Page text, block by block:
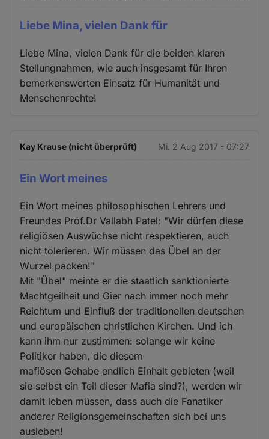
Liebe Mina, vielen Dank für
Liebe Mina, vielen Dank für die beiden klaren
Stellungnahmen, wie auch insgesamt für Ihren
bemerkenswerten Einsatz für Humanität und
Menschenrechte!
Kay Krause (nicht überprüft) Mi. 2 Aug 2017 - 07:27
Ein Wort meines
Ein Wort meines philosophischen Lehrers und
Freundes Prof.Dr Vallabh Patel: "Wir dürfen diese
religiösen Auswüchse nicht respektieren, auch
nicht tolerieren. Wir müssen das Übel an der
Wurzel packen!"
Mit "Übel" meinte er die staatlich sanktionierte
Machtgeilheit und Gier nach immer noch mehr
Reichtum und Einfluß der traditionellen deutschen
und europäischen christlichen Kirchen. Und ich
kann ihm nur zustimmen: solange wir keine
Politiker haben, die diesem
mafiösen Gehabe endlich Einhalt gebieten (weil
sie selbst ein Teil dieser Mafia sind?), werden wir
damit leben müssen, dass auch die Fanatiker
anderer Religionsgemeinschaften sich bei uns
ausleben!